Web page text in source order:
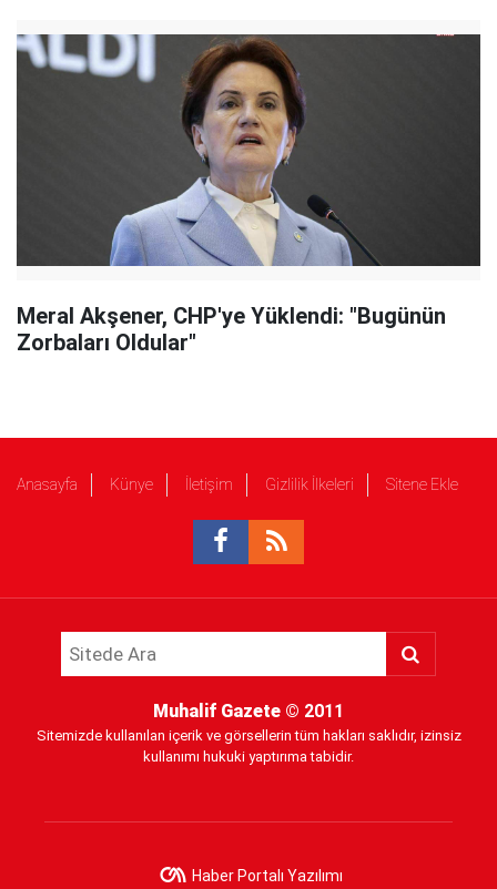
Meral Akşener, CHP'ye Yüklendi: "Bugünün
Zorbaları Oldular"
Anasayfa Künye İletişim Gizlilik İlkeleri Sitene Ekle
Muhalif Gazete © 2011
Sitemizde kullanılan içerik ve görsellerin tüm hakları saklıdır, izinsiz
kullanımı hukuki yaptırıma tabidir.
Haber Portalı Yazılımı